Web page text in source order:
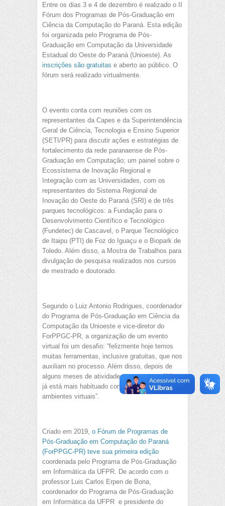
Entre os dias 3 e 4 de dezembro é realizado o II
Fórum dos Programas de Pós-Graduação em
Ciência da Computação do Paraná. Esta edição
foi organizada pelo Programa de Pós-
Graduação em Computação da Universidade
Estadual do Oeste do Paraná (Unioeste). As
inscrições são gratuitas e aberto ao público. O
fórum será realizado virtualmente.
O evento conta com reuniões com os
representantes da Capes e da Superintendência
Geral de Ciência, Tecnologia e Ensino Superior
(SETI/PR) para discutir ações e estratégias de
fortalecimento da rede paranaense de Pós-
Graduação em Computação; um painel sobre o
Ecossistema de Inovação Regional e
Integração com as Universidades, com os
representantes do Sistema Regional de
Inovação do Oeste do Paraná (SRI) e de três
parques tecnológicos: a Fundação para o
Desenvolvimento Científico e Tecnológico
(Fundetec) de Cascavel, o Parque Tecnológico
de Itaipu (PTI) de Foz do Iguaçu e o Biopark de
Toledo. Além disso, a Mostra de Trabalhos para
divulgação de pesquisa realizados nos cursos
de mestrado e doutorado.
Segundo o Luiz Antonio Rodrigues, coordenador
do Programa de Pós-Graduação em Ciência da
Computação da Unioeste e vice-diretor do
ForPPGC-PR, a organização de um evento
virtual foi um desafio: “felizmente hoje temos
muitas ferramentas, inclusive gratuitas, que nos
auxiliam no processo. Além disso, depois de
alguns meses de atividades remotas, o público
já está mais habituado com a dinâmica dos
ambientes virtuais”.
Criado em 2019, o Fórum de Programas de
Pós-Graduação em Computação do Paraná
(ForPPGC-PR) teve sua primeira edição
coordenada pelo Programa de Pós-Graduação
em Informática da UFPR. De acordo com o
professor Luis Carlos Erpen de Bona,
coordenador do Programa de Pós-Graduação
em Informática da UFPR e presidente do